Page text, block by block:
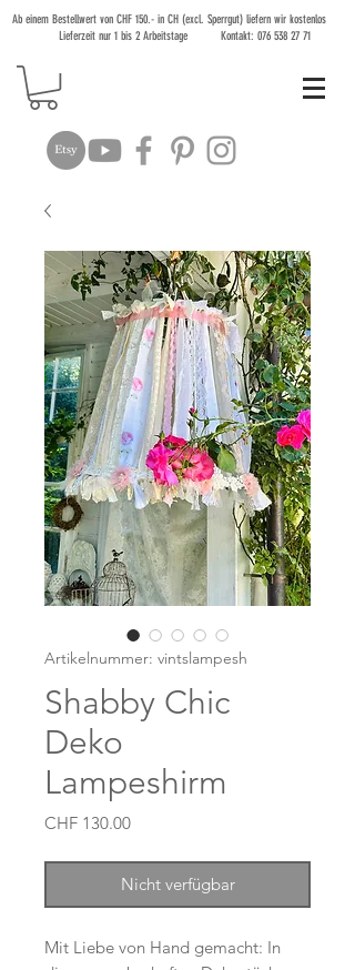
Ab einem Bestellwert von CHF 150.- in CH (excl. Sperrgut) liefern wir kostenlos
Lieferzeit nur 1 bis 2 Arbeitstage Kontakt: 076 538 27 71
Artikelnummer: vintslampesh
Shabby Chic
Deko
Lampeshirm
CHF 130.00Preis
Nicht verfügbar
Mit Liebe von Hand gemacht: In